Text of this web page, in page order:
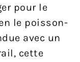
pour le
le poisson-
avec un
cette